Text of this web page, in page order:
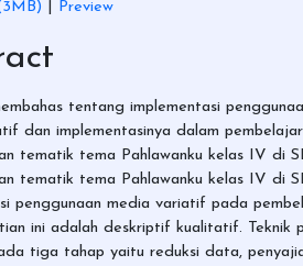
Preview
tentang implementasi
dan implementasinya dalam
tematik tema Pahlawanku kelas IV di
tematik tema Pahlawanku kelas IV di
penggunaan media variatif pada
ini adalah deskriptif kualitatif. Teknik
tiga tahap yaitu reduksi data,